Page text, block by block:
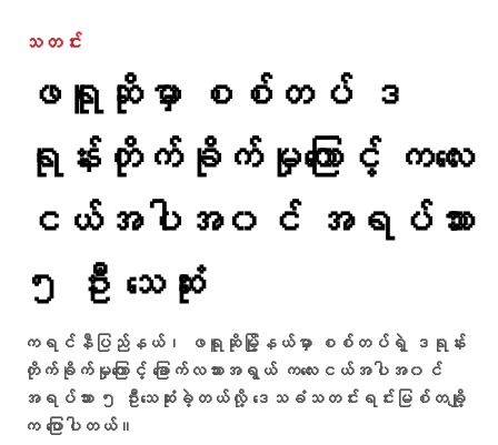
သတင်း
ဖရူဆိုမှာ စစ်တပ် ဒ
ရုန်းတိုက်ခိုက်မှုကြောင့် ကလေး
ငယ်အပါအ၀င် အရပ်သား
၅ ဦး သေဆုံး
ကရင်နီပြည်နယ်၊ ဖရူဆိုမြို့နယ်မှာ စစ်တပ်ရဲ့ ဒရုန်း
တိုက်ခိုက်မှုကြောင့် ခြောက်လသားအရွယ် ကလေးငယ်အပါအ၀င်
အရပ်သား ၅ ဦးသေဆုံးခဲ့တယ်လို့ ဒေသခံသတင်းရင်းမြစ်‌တချို့
က ပြောပါတယ်။